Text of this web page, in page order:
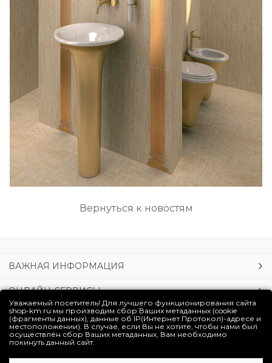
Вернуться к новостям
ВАЖНАЯ ИНФОРМАЦИЯ
ОНЛАЙН-СЕРВИСЫ
УСЛУГИ
ЛИЧНЫЙ КАБИНЕТ
Уважаемый посетитель! Для лучшего функционирования сайта
shop-km.ru мы производим сбор Ваших метаданных (cookie
(фрагменты данных), данные об IP(Интернет Протокол)-адресе и
местоположении). В случае, если Вы не хотите, чтобы нами был
осуществлён сбор Ваших метаданных, Вам необходимо
покинуть данный сайт.